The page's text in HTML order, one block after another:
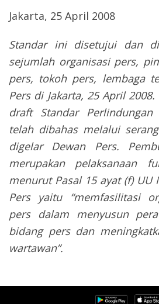
Jakarta, 25 April 2008
Standar ini disetujui dan
sejumlah organisasi pers,
pers, tokoh pers, lembaga
Pers di Jakarta, 25 April
draft Standar
telah dibahas melalui
digelar Dewan Pers.
merupakan pelaksanaan
menurut Pasal 15 ayat (f) UU
Pers yaitu “memfasilitasi
pers dalam menyusun
bidang pers dan
wartawan”.